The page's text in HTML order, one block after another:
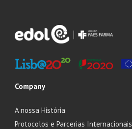
Company
A nossa História
Protocolos e Parcerias Internacionais